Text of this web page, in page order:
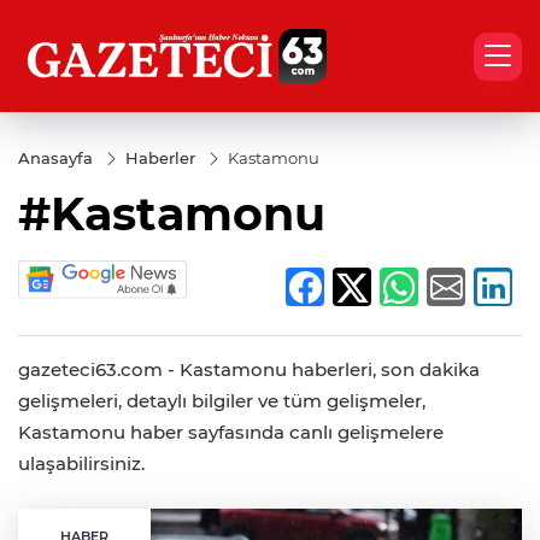
Anasayfa Haberler Kastamonu
#Kastamonu
gazeteci63.com - Kastamonu haberleri, son dakika
gelişmeleri, detaylı bilgiler ve tüm gelişmeler,
Kastamonu haber sayfasında canlı gelişmelere
ulaşabilirsiniz.